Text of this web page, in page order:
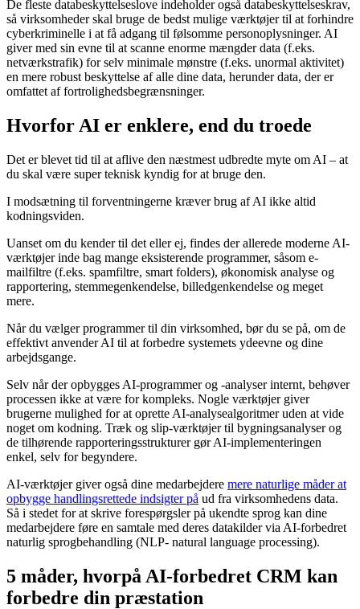
De fleste databeskyttelseslove indeholder også databeskyttelseskrav,
så virksomheder skal bruge de bedst mulige værktøjer til at forhindre
cyberkriminelle i at få adgang til følsomme personoplysninger. AI
giver med sin evne til at scanne enorme mængder data (f.eks.
netværkstrafik) for selv minimale mønstre (f.eks. unormal aktivitet)
en mere robust beskyttelse af alle dine data, herunder data, der er
omfattet af fortrolighedsbegrænsninger.
Hvorfor AI er enklere, end du troede
Det er blevet tid til at aflive den næstmest udbredte myte om AI – at
du skal være super teknisk kyndig for at bruge den.
I modsætning til forventningerne kræver brug af AI ikke altid
kodningsviden.
Uanset om du kender til det eller ej, findes der allerede moderne AI-
værktøjer inde bag mange eksisterende programmer, såsom e-
mailfiltre (f.eks. spamfiltre, smart folders), økonomisk analyse og
rapportering, stemmegenkendelse, billedgenkendelse og meget
mere.
Når du vælger programmer til din virksomhed, bør du se på, om de
effektivt anvender AI til at forbedre systemets ydeevne og dine
arbejdsgange.
Selv når der opbygges AI-programmer og -analyser internt, behøver
processen ikke at være for kompleks. Nogle værktøjer giver
brugerne mulighed for at oprette AI-analysealgoritmer uden at vide
noget om kodning. Træk og slip-værktøjer til bygningsanalyser og
de tilhørende rapporteringsstrukturer gør AI-implementeringen
enkel, selv for begyndere.
AI-værktøjer giver også dine medarbejdere mere naturlige måder at
opbygge handlingsrettede indsigter på ud fra virksomhedens data.
Så i stedet for at skrive forespørgsler på ukendte sprog kan dine
medarbejdere føre en samtale med deres datakilder via AI-forbedret
naturlig sprogbehandling (NLP- natural language processing).
5 måder, hvorpå AI-forbedret CRM kan
forbedre din præstation